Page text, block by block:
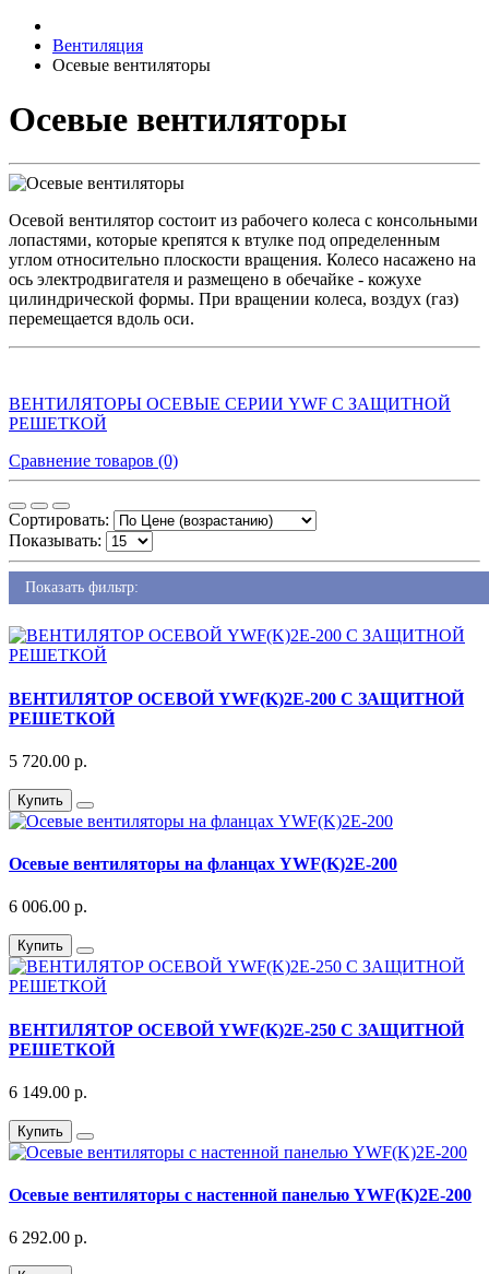
Вентиляция
Осевые вентиляторы
Осевые вентиляторы
Осевой вентилятор состоит из рабочего колеса с консольными
лопастями, которые крепятся к втулке под определенным
углом относительно плоскости вращения. Колесо насажено на
ось электродвигателя и размещено в обечайке - кожухе
цилиндрической формы. При вращении колеса, воздух (газ)
перемещается вдоль оси.
ВЕНТИЛЯТОРЫ ОСЕВЫЕ СЕРИИ YWF С ЗАЩИТНОЙ
РЕШЕТКОЙ
Сравнение товаров (0)
Сортировать:
Показывать:
Показать фильтр:
ВЕНТИЛЯТОР ОСЕВОЙ YWF(K)2E-200 С ЗАЩИТНОЙ
РЕШЕТКОЙ
5 720.00 р.
Купить
Осевые вентиляторы на фланцах YWF(K)2E-200
6 006.00 р.
Купить
ВЕНТИЛЯТОР ОСЕВОЙ YWF(K)2E-250 С ЗАЩИТНОЙ
РЕШЕТКОЙ
6 149.00 р.
Купить
Осевые вентиляторы с настенной панелью YWF(K)2E-200
6 292.00 р.